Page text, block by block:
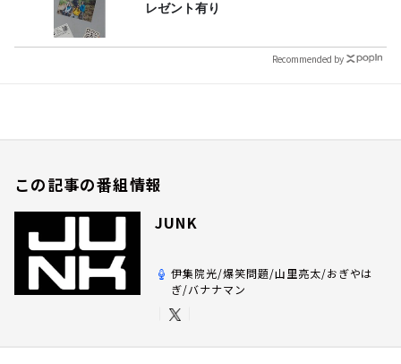
レゼント有り
Recommended by
この記事の番組情報
JUNK
伊集院光/爆笑問題/山里亮太/おぎやは
ぎ/バナナマン